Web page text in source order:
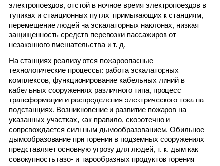
электропоездов, отстой в ночное время электропоездов в
тупиках и станционных путях, примыкающих к станциям,
перемещение людей на эскалаторных наклонах, низкая
защищенность средств перевозки пассажиров от
незаконного вмешательства и т. д.
На станциях реализуются пожароопасные
технологические процессы: работа эскалаторных
комплексов, функционирование кабельных линий в
кабельных сооружениях различного типа, процесс
трансформации и распределения электрического тока на
подстанциях. Возникновение и развитие пожаров на
указанных участках, как правило, скоротечно и
сопровождается сильным дымообразованием. Обильное
дымообразование при горении в подземных сооружениях
представляет основную угрозу для людей, т. к. дым как
совокупность газо- и парообразных продуктов горения